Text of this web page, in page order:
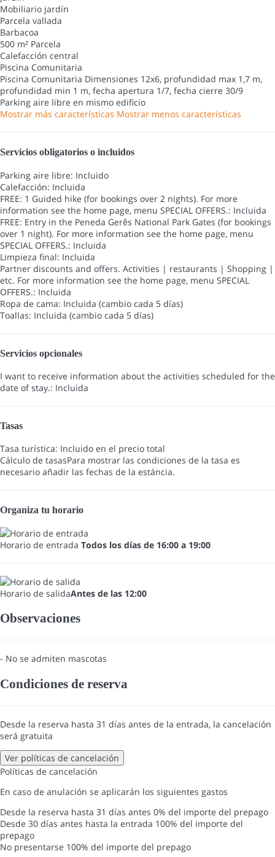
Mobiliario jardín
Parcela vallada
Barbacoa
500 m² Parcela
Calefacción central
Piscina Comunitaria
Piscina Comunitaria Dimensiones 12x6, profundidad max 1,7 m,
profundidad min 1 m, fecha apertura 1/7, fecha cierre 30/9
Parking aire libre en mismo edificio
Mostrar más características Mostrar menos características
Servicios obligatorios o incluidos
Parking aire libre: Incluido
Calefacción: Incluida
FREE: 1 Guided hike (for bookings over 2 nights). For more
information see the home page, menu SPECIAL OFFERS.: Incluida
FREE: Entry in the Peneda Gerês National Park Gates (for bookings
over 1 night). For more information see the home page, menu
SPECIAL OFFERS.: Incluida
Limpieza final: Incluida
Partner discounts and offers. Activities | restaurants | Shopping |
etc. For more information see the home page, menu SPECIAL
OFFERS.: Incluida
Ropa de cama: Incluida (cambio cada 5 días)
Toallas: Incluida (cambio cada 5 días)
Servicios opcionales
I want to receive information about the activities scheduled for the
date of stay.: Incluida
Tasas
Tasa turística: Incluido en el precio total
Cálculo de tasasPara mostrar las condiciones de la tasa es
necesario añadir las fechas de la estáncia.
Organiza tu horario
Horario de entrada Todos los días de 16:00 a 19:00
Horario de salidaAntes de las 12:00
Observaciones
- No se admiten mascotas
Condiciones de reserva
Desde la reserva hasta 31 días antes de la entrada, la cancelación
será gratuita
Ver políticas de cancelación
Políticas de cancelación
En caso de anulación se aplicarán los siguientes gastos
Desde la reserva hasta 31 días antes 0% del importe del prepago
Desde 30 días antes hasta la entrada 100% del importe del
prepago
No presentarse 100% del importe del prepago